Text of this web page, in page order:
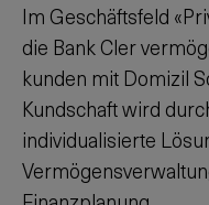
Im Geschäftsfeld
die Bank Cler
kunden mit Domizil
Kundschaft wird
individualisierte